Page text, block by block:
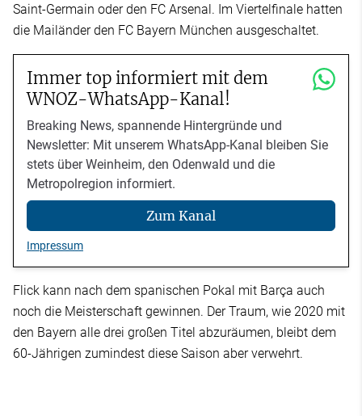
Saint-Germain oder den FC Arsenal. Im Viertelfinale hatten
die Mailänder den FC Bayern München ausgeschaltet.
Immer top informiert mit dem
WNOZ-WhatsApp-Kanal!
Breaking News, spannende Hintergründe und
Newsletter: Mit unserem WhatsApp-Kanal bleiben Sie
stets über Weinheim, den Odenwald und die
Metropolregion informiert.
Zum Kanal
Impressum
Flick kann nach dem spanischen Pokal mit Barça auch
noch die Meisterschaft gewinnen. Der Traum, wie 2020 mit
den Bayern alle drei großen Titel abzuräumen, bleibt dem
60-Jährigen zumindest diese Saison aber verwehrt.